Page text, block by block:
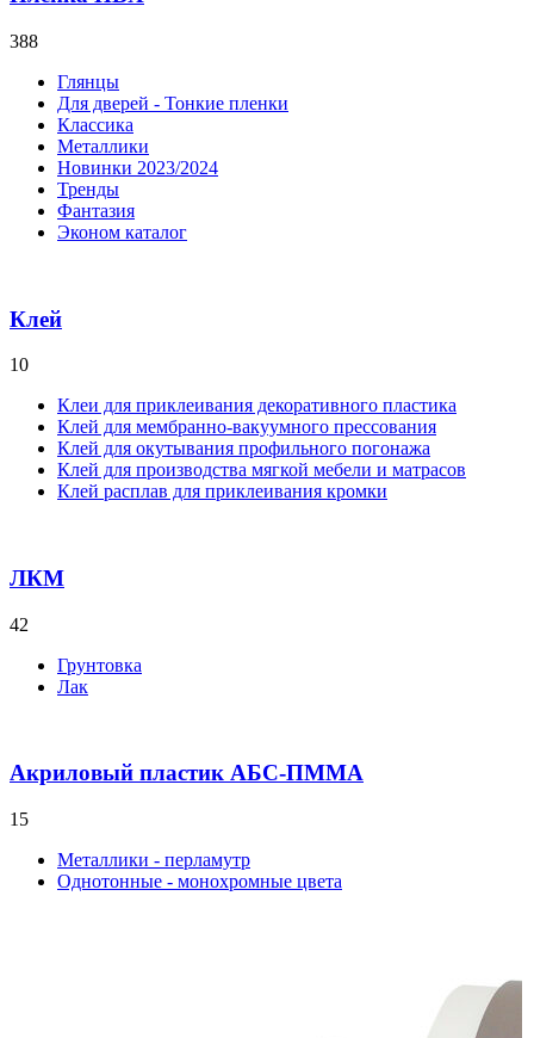
388
Глянцы
Для дверей - Тонкие пленки
Классика
Металлики
Новинки 2023/2024
Тренды
Фантазия
Эконом каталог
Клей
10
Клеи для приклеивания декоративного пластика
Клей для мембранно-вакуумного прессования
Клей для окутывания профильного погонажа
Клей для производства мягкой мебели и матрасов
Клей расплав для приклеивания кромки
ЛКМ
42
Грунтовка
Лак
Акриловый пластик АБС-ПММА
15
Металлики - перламутр
Однотонные - монохромные цвета